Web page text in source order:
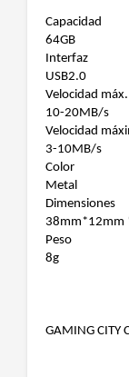
Capacidad
64GB
Interfaz
USB2.0
Velocidad
10-20MB/s
Velocidad
3-10MB/s
Color
Metal
Dimensiones
38mm*12mm
Peso
8g
GAMING CITY